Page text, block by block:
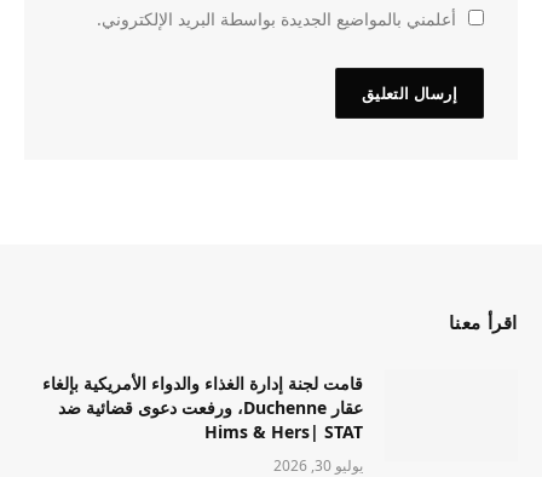
أعلمني بالمواضيع الجديدة بواسطة البريد الإلكتروني.
اقرأ معنا
قامت لجنة إدارة الغذاء والدواء الأمريكية بإلغاء
عقار Duchenne، ورفعت دعوى قضائية ضد
Hims & Hers| STAT
يوليو 30, 2026